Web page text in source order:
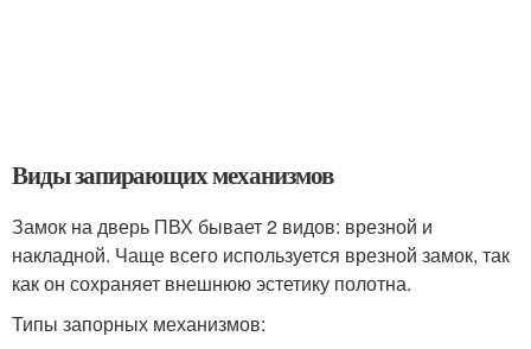
Виды запирающих механизмов
Замок на дверь ПВХ бывает 2 видов: врезной и
накладной. Чаще всего используется врезной замок, так
как он сохраняет внешнюю эстетику полотна.
Типы запорных механизмов: